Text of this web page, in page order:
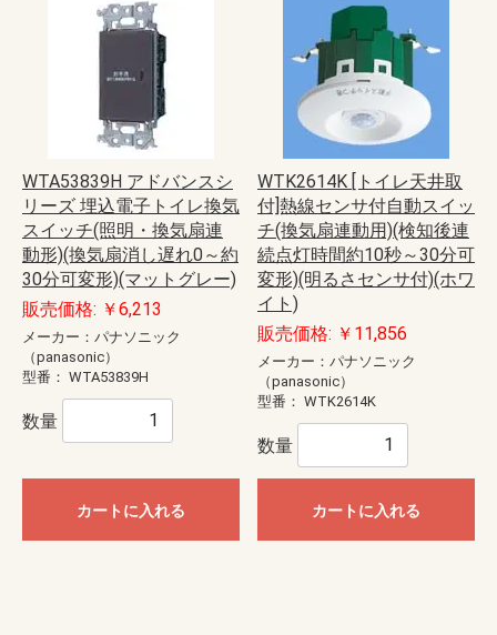
WTA53839H アドバンスシ
リーズ 埋込電子トイレ換気
スイッチ(照明・換気扇連
動形)(換気扇消し遅れ0～約
30分可変形)(マットグレー)
販売価格: ￥6,213
メーカー：パナソニック
（panasonic）
型番： WTA53839H
数量
カートに入れる
WTK2614K [トイレ天井取
付]熱線センサ付自動スイッ
チ(換気扇連動用)(検知後連
続点灯時間約10秒～30分可
変形)(明るさセンサ付)(ホワ
イト)
販売価格: ￥11,856
メーカー：パナソニック
（panasonic）
型番： WTK2614K
数量
カートに入れる